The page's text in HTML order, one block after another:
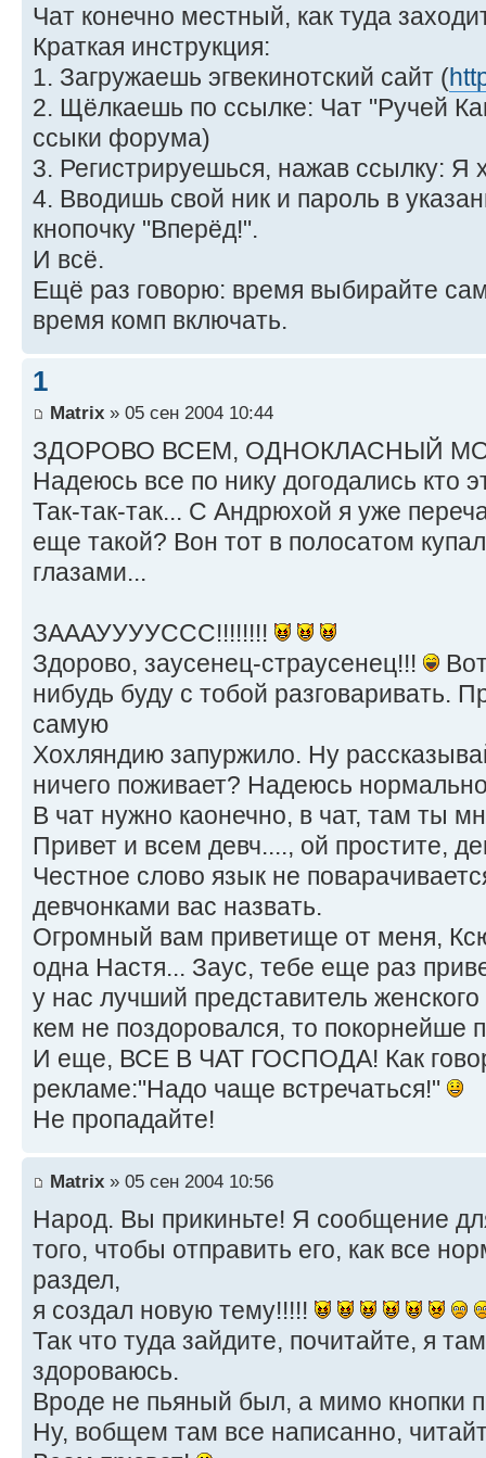
Чат конечно местный, как туда
Краткая инструкция:
1. Загружаешь эгвекинотский сайт (
2. Щёлкаешь по ссылке: Чат "Ручей
ссыки форума)
3. Регистрируешься, нажав ссылку: Я
4. Вводишь свой ник и пароль в
кнопочку "Вперёд!".
И всё.
Ещё раз говорю: время выбирайте
время комп включать.
1
Matrix » 05 сен 2004 10:44
ЗДОРОВО ВСЕМ, ОДНОКЛАСНЫЙ
Надеюсь все по нику догодались кто
Так-так-так... С Андрюхой я уже
еще такой? Вон тот в полосатом
глазами...
ЗАААУУУУССС!!!!!!!!
Здорово, заусенец-страусенец!!!
нибудь буду с тобой разговаривать.
самую
Хохляндию запуржило. Ну
ничего поживает? Надеюсь
В чат нужно каонечно, в чат, там ты
Привет и всем девч...., ой простите,
Честное слово язык не
девчонками вас назвать.
Огромный вам приветище от меня,
одна Настя... Заус, тебе еще раз
у нас лучший представитель
кем не поздоровался, то покорнейше
И еще, ВСЕ В ЧАТ ГОСПОДА! Как
рекламе:"Надо чаще встречаться!"
Не пропадайте!
Matrix » 05 сен 2004 10:56
Народ. Вы прикиньте! Я сообщение
того, чтобы отправить его, как все
раздел,
я создал новую тему!!!!!
Так что туда зайдите, почитайте, я
здороваюсь.
Вроде не пьяный был, а мимо кнопки
Ну, вобщем там все написанно,